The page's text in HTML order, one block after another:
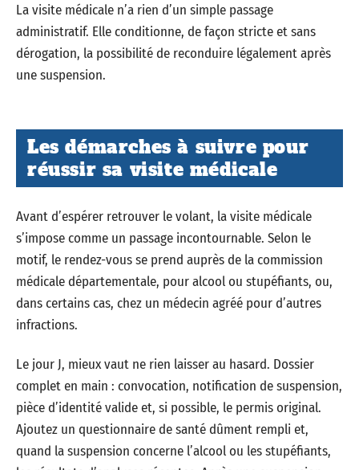
La visite médicale n’a rien d’un simple passage
administratif. Elle conditionne, de façon stricte et sans
dérogation, la possibilité de reconduire légalement après
une suspension.
Les démarches à suivre pour
réussir sa visite médicale
Avant d’espérer retrouver le volant, la visite médicale
s’impose comme un passage incontournable. Selon le
motif, le rendez-vous se prend auprès de la commission
médicale départementale, pour alcool ou stupéfiants, ou,
dans certains cas, chez un médecin agréé pour d’autres
infractions.
Le jour J, mieux vaut ne rien laisser au hasard. Dossier
complet en main : convocation, notification de suspension,
pièce d’identité valide et, si possible, le permis original.
Ajoutez un questionnaire de santé dûment rempli et,
quand la suspension concerne l’alcool ou les stupéfiants,